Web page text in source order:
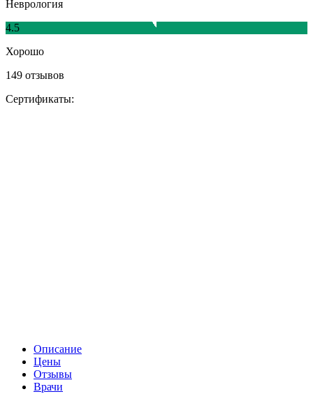
Неврология
4.5
Хорошо
149 отзывов
Сертификаты:
Описание
Цены
Отзывы
Врачи